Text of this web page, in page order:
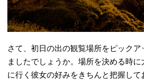
さて、初日の出の観覧場所をピック
ましたでしょうか。場所を決める時
に行く彼女の好みをきちんと把握し